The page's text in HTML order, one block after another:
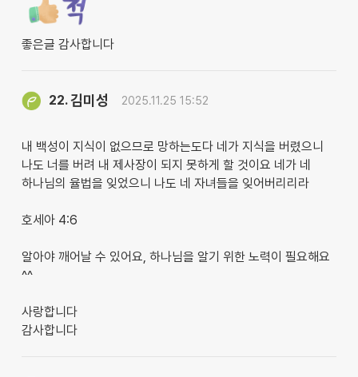
좋은글 감사합니다
22.김미성 2025.11.25 15:52
내 백성이 지식이 없으므로 망하는도다 네가 지식을 버렸으니
나도 너를 버려 내 제사장이 되지 못하게 할 것이요 네가 네
하나님의 율법을 잊었으니 나도 네 자녀들을 잊어버리리라
호세아 4:6
알아야 깨어날 수 있어요, 하나님을 알기 위한 노력이 필요해요
^^
사랑합니다
감사합니다